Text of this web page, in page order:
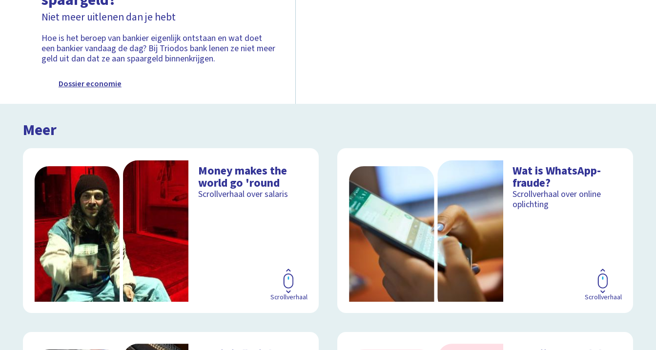
Niet meer uitlenen dan je hebt
Hoe is het beroep van bankier eigenlijk ontstaan en wat doet
een bankier vandaag de dag? Bij Triodos bank lenen ze niet meer
geld uit dan dat ze aan spaargeld binnenkrijgen.
Dossier economie
Meer
Money makes the
world go 'round
Scrollverhaal over salaris
Scrollverhaal
Wat is WhatsApp-
fraude?
Scrollverhaal over online
oplichting
Scrollverhaal